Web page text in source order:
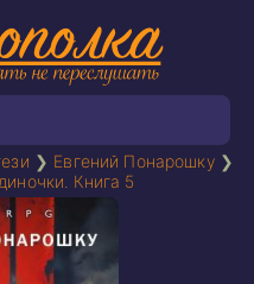
❯ Евгений Понарошку ❯
Книга 5